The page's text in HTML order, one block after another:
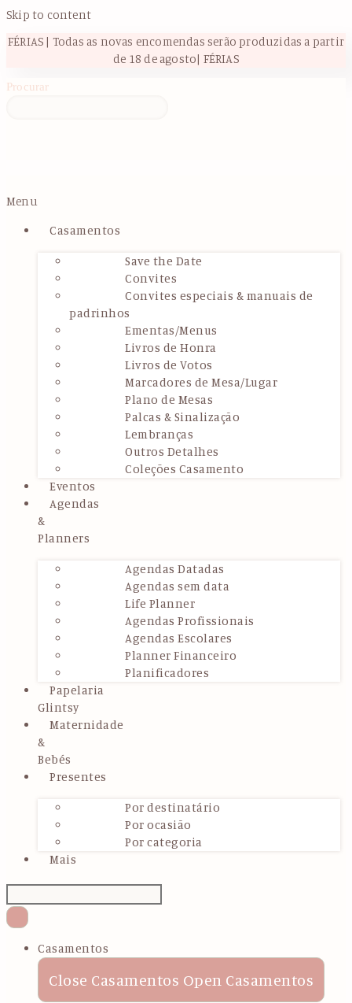
Skip to content
FÉRIAS | Todas as novas encomendas serão produzidas a partir
de 18 de agosto| FÉRIAS
Procurar
Menu
Casamentos
Save the Date
Convites
Convites especiais & manuais de
padrinhos
Ementas/Menus
Livros de Honra
Livros de Votos
Marcadores de Mesa/Lugar
Plano de Mesas
Palcas & Sinalização
Lembranças
Outros Detalhes
Coleções Casamento
Eventos
Agendas
&
Planners
Agendas Datadas
Agendas sem data
Life Planner
Agendas Profissionais
Agendas Escolares
Planner Financeiro
Planificadores
Papelaria
Glintsy
Maternidade
&
Bebés
Presentes
Por destinatário
Por ocasião
Por categoria
Mais
Casamentos
Close Casamentos Open Casamentos